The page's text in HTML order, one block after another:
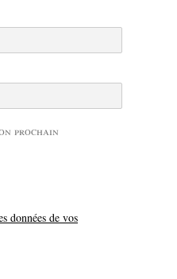
prochain
données de vos